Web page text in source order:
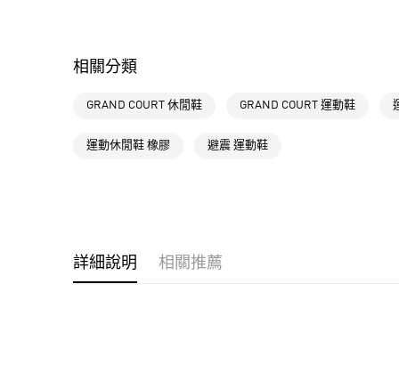
相關分類
GRAND COURT 休閒鞋 GRAND COURT 運動鞋
運動休閒鞋 橡膠 避震 運動鞋
詳細說明 相關推薦